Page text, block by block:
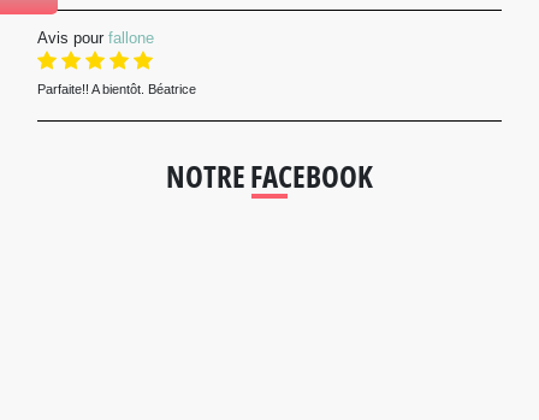
Avis pour fallone
Parfaite!! A bientôt. Béatrice
NOTRE FACEBOOK